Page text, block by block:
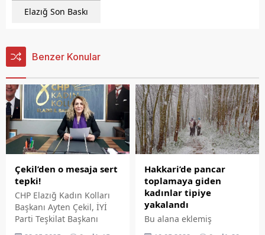
Elazığ Son Baskı
Benzer Konular
Çekil’den o mesaja sert
tepki!
CHP Elazığ Kadın Kolları
Başkanı Ayten Çekil, İYİ
Parti Teşkilat Başkanı
Hasan Toktaş'ın Parti İçi
Hakkari’de pancar
toplamaya giden
kadınlar tipiye
yakalandı
Bu alana eklemiş
olduğunuz haberle ilgili